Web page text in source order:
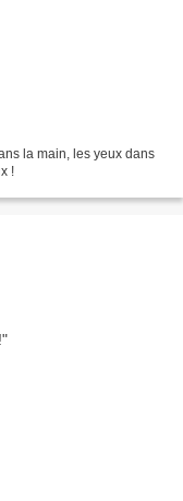
la main, les yeux dans
!